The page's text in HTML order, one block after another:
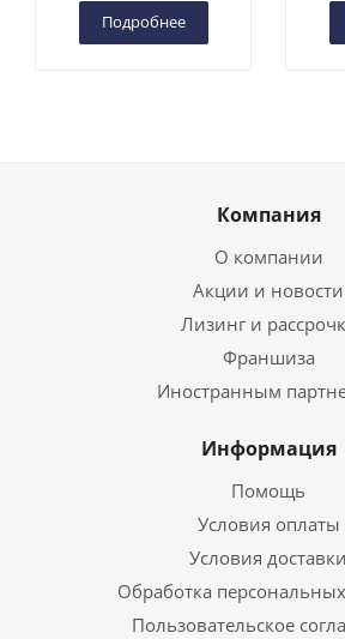
Подробнее
Компания
О компании
Акции и новости
Лизинг и
Франшиза
Иностранным
Информация
Помощь
Условия оплаты
Условия доставки
Обработка
Пользовательское